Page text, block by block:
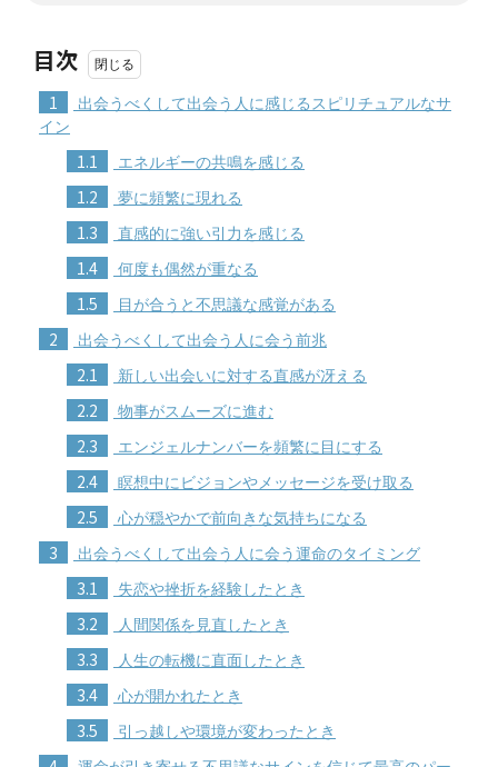
目次
1
出会うべくして出会う人に感じるスピリチュアルなサ
イン
1.1 エネルギーの共鳴を感じる
1.2 夢に頻繁に現れる
1.3 直感的に強い引力を感じる
1.4 何度も偶然が重なる
1.5 目が合うと不思議な感覚がある
2 出会うべくして出会う人に会う前兆
2.1 新しい出会いに対する直感が冴える
2.2 物事がスムーズに進む
2.3 エンジェルナンバーを頻繁に目にする
2.4 瞑想中にビジョンやメッセージを受け取る
2.5 心が穏やかで前向きな気持ちになる
3 出会うべくして出会う人に会う運命のタイミング
3.1 失恋や挫折を経験したとき
3.2 人間関係を見直したとき
3.3 人生の転機に直面したとき
3.4 心が開かれたとき
3.5 引っ越しや環境が変わったとき